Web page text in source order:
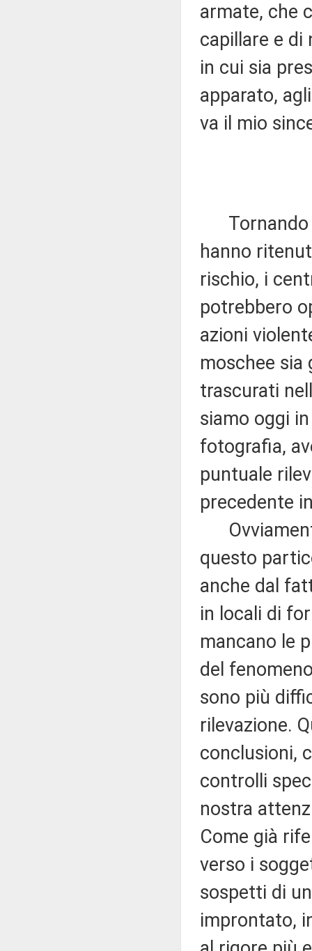
armate, che
capillare e
in cui sia
apparato,
va il mio
Tornando
hanno
rischio, i
potrebbero
azioni
moschee
trascurati
siamo oggi
fotografia,
puntuale
precedente
questo
anche dal
in locali di
mancano le
del
sono più
rilevazione.
conclusioni,
controlli
nostra
Come già
verso i
sospetti di
improntato,